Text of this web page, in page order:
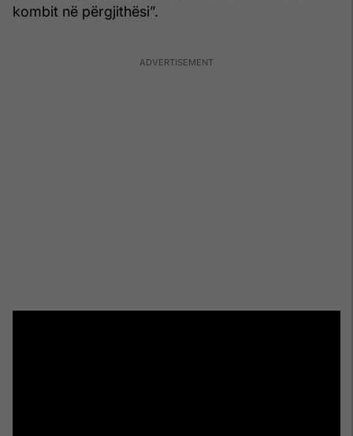
kombit në përgjithësi”.